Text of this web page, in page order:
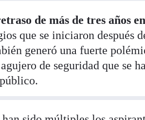
de más de tres años
que se iniciaron después
generó una fuerte
de seguridad que se